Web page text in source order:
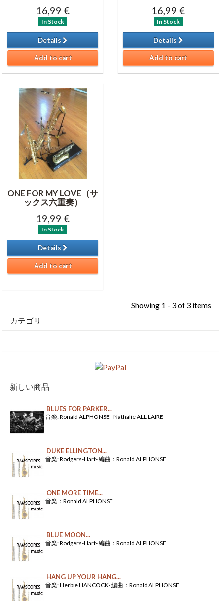
16,99 €
In Stock
Details
Add to cart
16,99 €
In Stock
Details
Add to cart
ONE FOR MY LOVE（サ
ックス六重奏）
19,99 €
In Stock
Details
Add to cart
Showing 1 - 3 of 3 items
カテゴリ
新しい商品
BLUES FOR PARKER...
音楽: Ronald ALPHONSE - Nathalie ALLILAIRE
DUKE ELLINGTON...
音楽: Rodgers-Hart- 編曲：Ronald ALPHONSE
ONE MORE TIME...
音楽：Ronald ALPHONSE
BLUE MOON...
音楽: Rodgers-Hart- 編曲：Ronald ALPHONSE
HANG UP YOUR HANG...
音楽: Herbie HANCOCK- 編曲：Ronald ALPHONSE